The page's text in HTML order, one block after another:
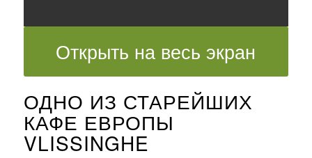
Открыть на весь экран
ОДНО ИЗ СТАРЕЙШИХ
КАФЕ ЕВРОПЫ
VLISSINGHE